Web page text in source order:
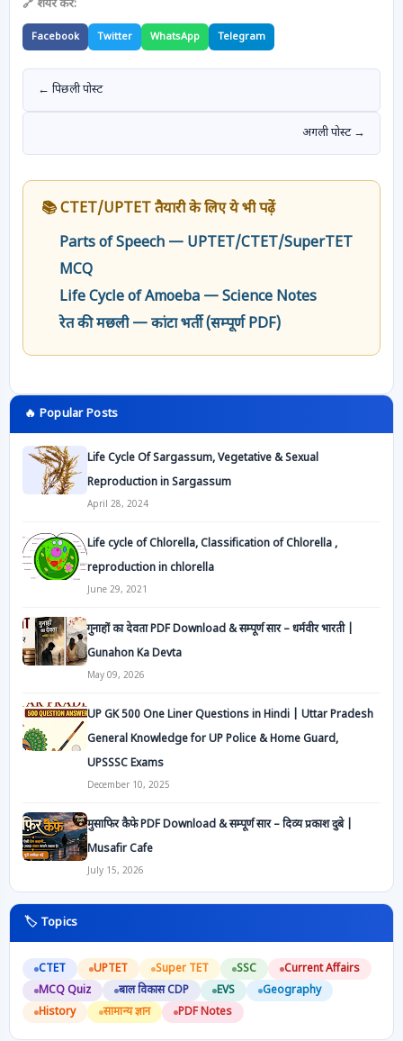
🔗 शेयर करें:
Facebook Twitter WhatsApp Telegram
← पिछली पोस्ट
अगली पोस्ट →
📚 CTET/UPTET तैयारी के लिए ये भी पढ़ें
Parts of Speech — UPTET/CTET/SuperTET
MCQ
Life Cycle of Amoeba — Science Notes
रेत की मछली — कांटा भर्ती (सम्पूर्ण PDF)
🔥 Popular Posts
Life Cycle Of Sargassum, Vegetative & Sexual
Reproduction in Sargassum
April 28, 2024
Life cycle of Chlorella, Classification of Chlorella ,
reproduction in chlorella
June 29, 2021
गुनाहों का देवता PDF Download & सम्पूर्ण सार – धर्मवीर भारती |
Gunahon Ka Devta
May 09, 2026
UP GK 500 One Liner Questions in Hindi | Uttar Pradesh
General Knowledge for UP Police & Home Guard,
UPSSSC Exams
December 10, 2025
मुसाफिर कैफे PDF Download & सम्पूर्ण सार – दिव्य प्रकाश दुबे |
Musafir Cafe
July 15, 2026
🏷️ Topics
CTET UPTET Super TET SSC
Current Affairs
MCQ Quiz
बाल विकास CDP EVS
Geography
History
सामान्य ज्ञान PDF Notes